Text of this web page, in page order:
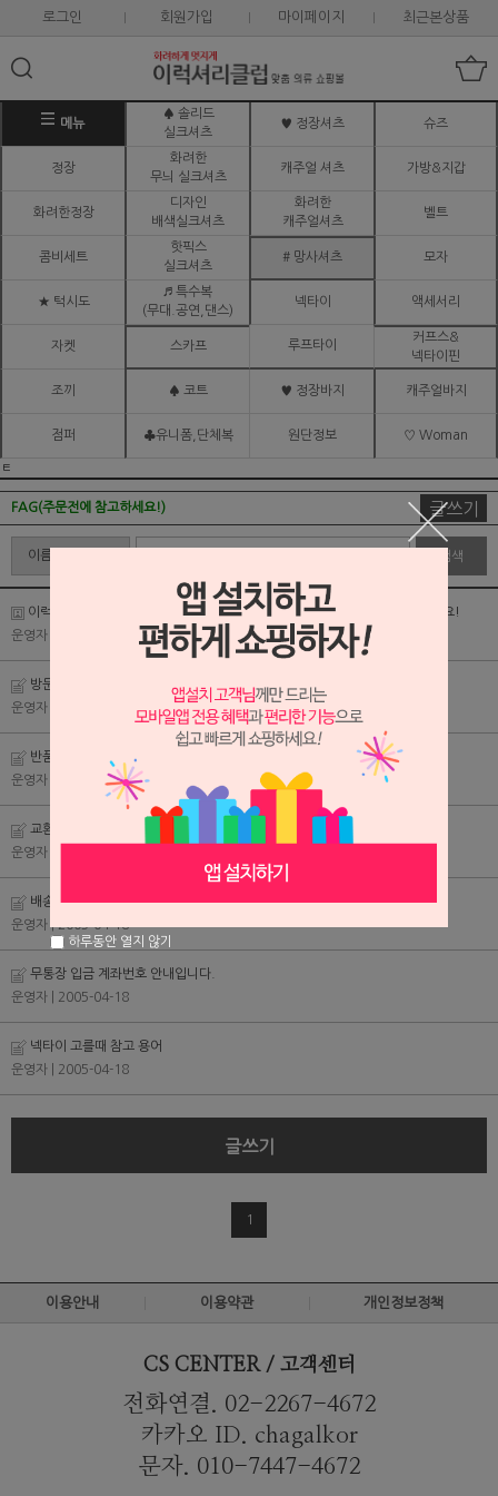
로그인 회원가입 마이페이지 최근본상품
메뉴
♠ 솔리드
실크셔츠
♥ 정장셔츠 슈즈
정장
화려한
무늬 실크셔츠
캐주얼 셔츠 가방&지갑
화려한정장
디자인
배색실크셔츠
화려한
캐주얼셔츠
벨트
콤비세트
핫픽스
실크셔츠
# 망사셔츠 모자
★ 턱시도
♬ 특수복
(무대.공연,댄스)
넥타이 액세서리
자켓 스카프 루프타이
커프스&
넥타이핀
조끼 ♠ 코트 ♥ 정장바지 캐주얼바지
점퍼 ♣유니폼,단체복 원단정보 ♡ Woman
ㅌ
FAG(주문전에 참고하세요!) 글쓰기
검색
이럭셔리클럽만의 특별한 적립금 방식과 회원등급으로 유익한 쇼핑을 즐기세요!
운영자
방문구매 원하시는 경우
운영자
반품 안내
운영자
| 2005-04-18
교환 안내
운영자
배송일과 방법
운영자| 2005-04-18
무통장 입금 계좌번호 안내입니다.
운영자
| 2005-04-18
넥타이 고를때 참고 용어
운영자
| 2005-04-18
글쓰기
1
이용안내 이용약관 개인정보정책
CS CENTER / 고객센터
전화연결. 02-2267-4672
카카오 ID. chagalkor
문자. 010-7447-4672
하루동안 열지 않기